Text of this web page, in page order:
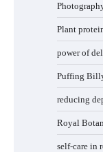
Plant
power of
Puffing
reducing
Royal
self-care in